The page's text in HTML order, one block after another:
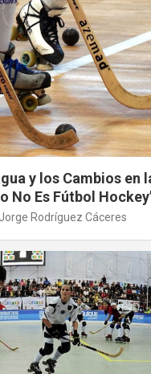
y los Cambios en
No Es Fútbol
Jorge Rodríguez Cáceres